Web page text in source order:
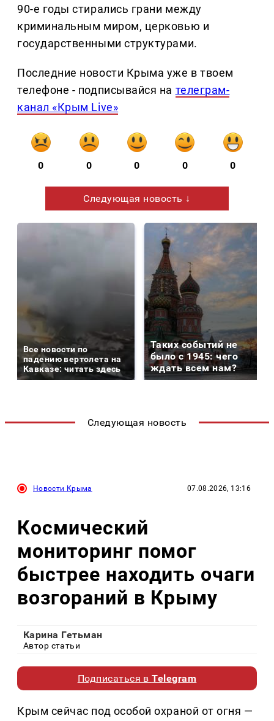
90-е годы стирались грани между
криминальным миром, церковью и
государственными структурами.
Последние новости Крыма уже в твоем
телефоне - подписывайся на телеграм-
канал «Крым Live»
0 0 0 0 0
Следующая новость ↓
Все новости по
падению вертолета на
Кавказе: читать здесь
Таких событий не
было с 1945: чего
ждать всем нам?
Следующая новость
Новости Крыма 07.08.2026, 13:16
Космический
мониторинг помог
быстрее находить очаги
возгораний в Крыму
Карина Гетьман
Автор статьи
Подписаться вTelegram
Крым сейчас под особой охраной от огня —